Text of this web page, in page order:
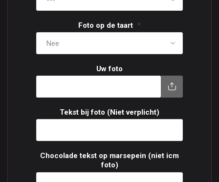
Foto op de taart *
Uw foto
Tekst bij foto (Niet verplicht)
Chocolade tekst op marsepein (niet icm
foto)